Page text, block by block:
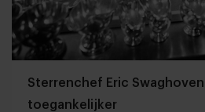
Sterrenchef Eric
toegankelijker